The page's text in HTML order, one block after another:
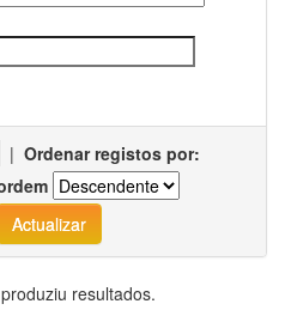
| Ordenar registos por:
resultados.